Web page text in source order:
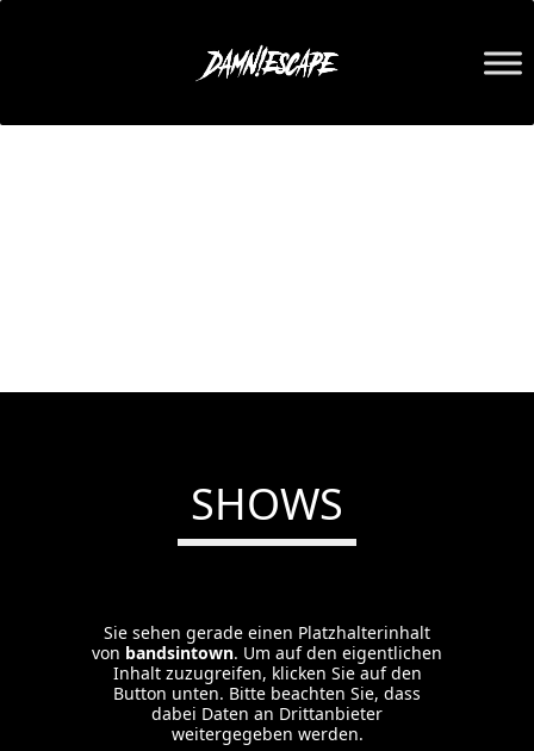
SHOWS
Sie sehen gerade einen Platzhalterinhalt
von bandsintown. Um auf den eigentlichen
Inhalt zuzugreifen, klicken Sie auf den
Button unten. Bitte beachten Sie, dass
dabei Daten an Drittanbieter
weitergegeben werden.